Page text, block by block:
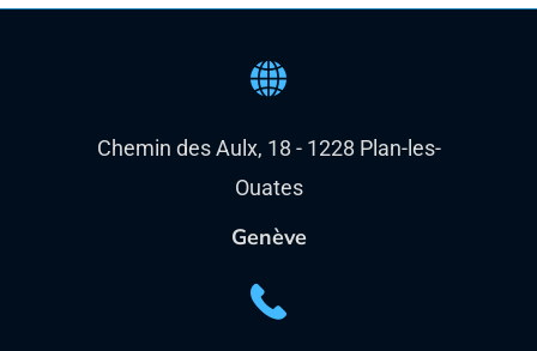
Chemin des Aulx, 18 - 1228 Plan-les-
Ouates
Genève